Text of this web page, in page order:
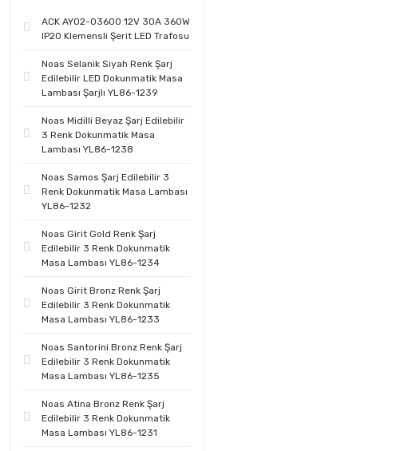
ACK AY02-03600 12V 30A 360W
IP20 Klemensli Şerit LED Trafosu
Noas Selanik Siyah Renk Şarj
Edilebilir LED Dokunmatik Masa
Lambası Şarjlı YL86-1239
Noas Midilli Beyaz Şarj Edilebilir
3 Renk Dokunmatik Masa
Lambası YL86-1238
Noas Samos Şarj Edilebilir 3
Renk Dokunmatik Masa Lambası
YL86-1232
Noas Girit Gold Renk Şarj
Edilebilir 3 Renk Dokunmatik
Masa Lambası YL86-1234
Noas Girit Bronz Renk Şarj
Edilebilir 3 Renk Dokunmatik
Masa Lambası YL86-1233
Noas Santorini Bronz Renk Şarj
Edilebilir 3 Renk Dokunmatik
Masa Lambası YL86-1235
Noas Atina Bronz Renk Şarj
Edilebilir 3 Renk Dokunmatik
Masa Lambası YL86-1231